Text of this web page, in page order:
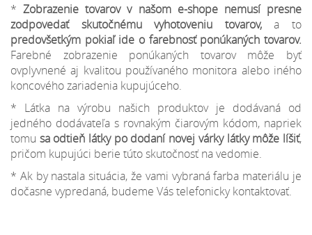
*Zobrazenie tovarov v našom e-shope nemusí presne
zodpovedať skutočnému vyhotoveniu tovarov,a to
predovšetkým pokiaľ ide o farebnosť ponúkaných tovarov.
Farebné zobrazenie ponúkaných tovarov môže byť
ovplyvnené aj kvalitou používaného monitora alebo iného
koncového zariadenia kupujúceho.
* Látka na výrobu našich produktov je dodávaná od
jedného dodávateľa s rovnakým čiarovým kódom, napriek
tomu sa odtieň látky po dodaní novej várky látky môže líšiť,
pričom kupujúci berie túto skutočnosť na vedomie.
* Ak by nastala situácia, že vami vybraná farba materiálu je
dočasne vypredaná, budeme Vás telefonicky kontaktovať.